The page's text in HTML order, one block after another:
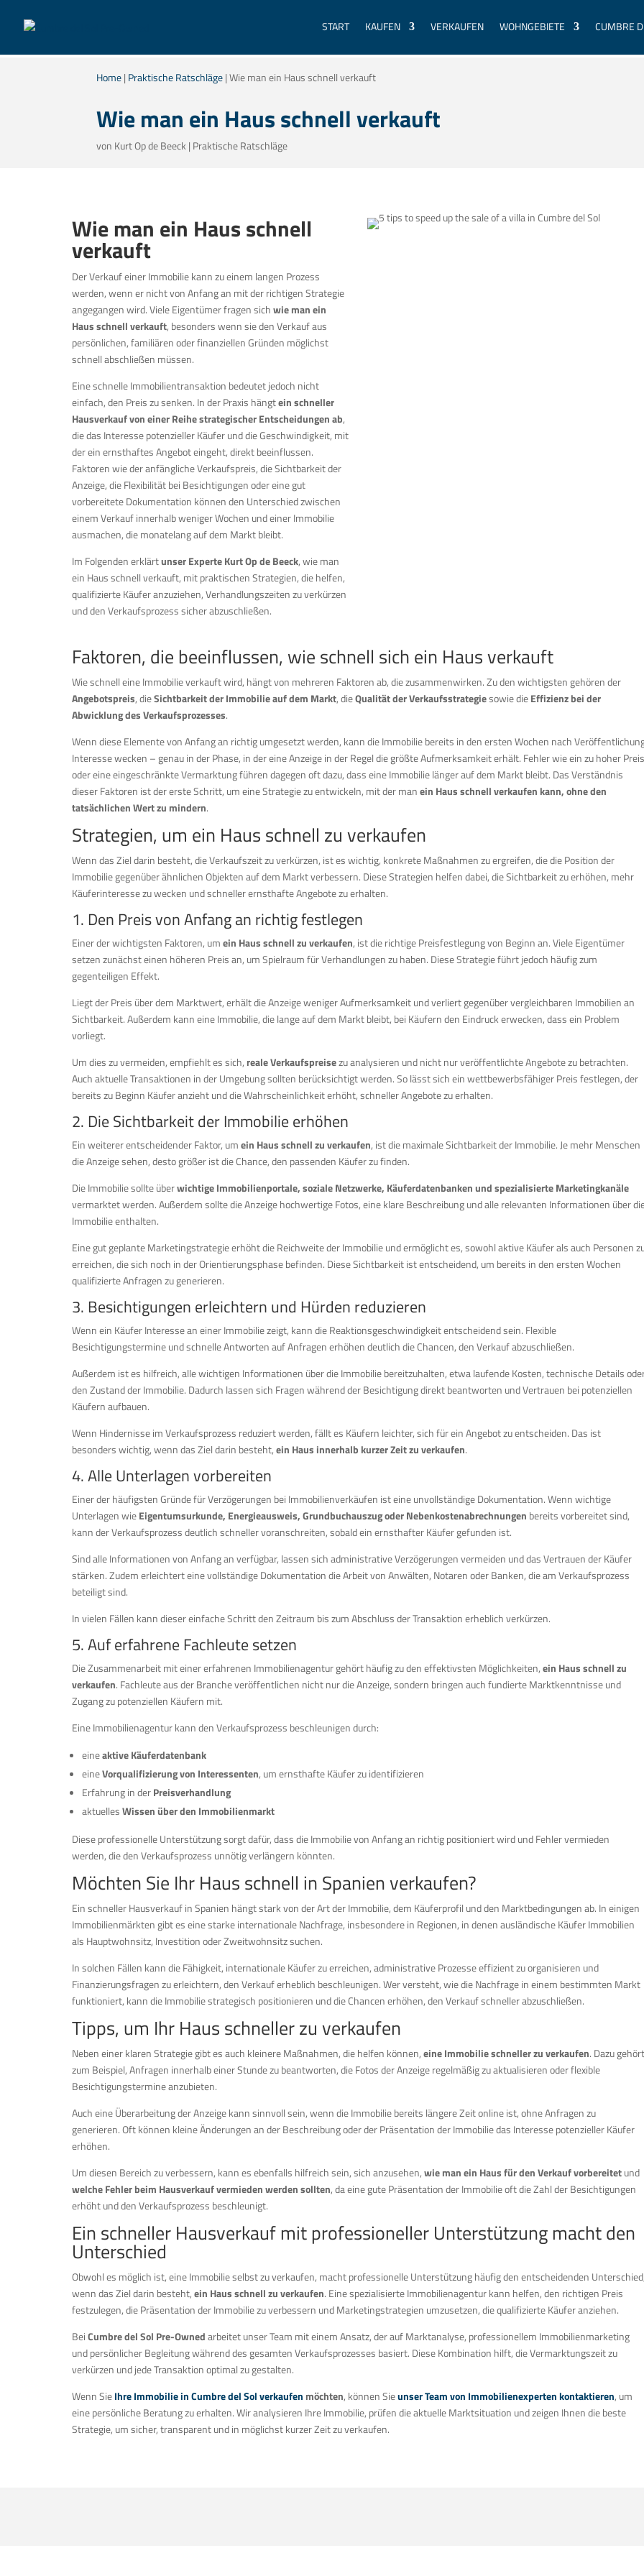
START KAUFEN VERKAUFEN WOHNGEBIETE CUMBRE
Home| Praktische Ratschläge|Wie man ein Haus schnell verkauft
Wie man ein Haus schnell verkauft
von Kurt Op de Beeck | Praktische Ratschläge
Wie man ein Haus schnell
verkauft
Der Verkauf einer Immobilie kann zu einem langen Prozess
werden, wenn er nicht von Anfang an mit der richtigen Strategie
angegangen wird. Viele Eigentümer fragen sichwie man ein
Haus schnell verkauft, besonders wenn sie den Verkauf aus
persönlichen, familiären oder finanziellen Gründen möglichst
schnell abschließen müssen.
Eine schnelle Immobilientransaktion bedeutet jedoch nicht
einfach, den Preis zu senken. In der Praxis hängtein schneller
Hausverkauf von einer Reihe strategischer Entscheidungen ab,
die das Interesse potenzieller Käufer und die Geschwindigkeit, mit
der ein ernsthaftes Angebot eingeht, direkt beeinflussen.
Faktoren wie der anfängliche Verkaufspreis, die Sichtbarkeit der
Anzeige, die Flexibilität bei Besichtigungen oder eine gut
vorbereitete Dokumentation können den Unterschied zwischen
einem Verkauf innerhalb weniger Wochen und einer Immobilie
ausmachen, die monatelang auf dem Markt bleibt.
Im Folgenden erklärtunser Experte Kurt Op de Beeck, wie man
ein Haus schnell verkauft, mit praktischen Strategien, die helfen,
qualifizierte Käufer anzuziehen, Verhandlungszeiten zu verkürzen
und den Verkaufsprozess sicher abzuschließen.
Faktoren, die beeinflussen, wie schnell sich ein Haus verkauft
Wie schnell eine Immobilie verkauft wird, hängt von mehreren Faktoren ab, die zusammenwirken. Zu den wichtigsten gehören der
Angebotspreis, dieSichtbarkeit der Immobilie auf dem Markt, dieQualität der Verkaufsstrategiesowie dieEffizienz bei der
Abwicklung des Verkaufsprozesses.
Wenn diese Elemente von Anfang an richtig umgesetzt werden, kann die Immobilie bereits in den ersten Wochen nach
Interesse wecken – genau in der Phase, in der eine Anzeige in der Regel die größte Aufmerksamkeit erhält. Fehler wie ein zu hoher Preis
oder eine eingeschränkte Vermarktung führen dagegen oft dazu, dass eine Immobilie länger auf dem Markt bleibt. Das Verständnis
dieser Faktoren ist der erste Schritt, um eine Strategie zu entwickeln, mit der manein Haus schnell verkaufen kann, ohne den
tatsächlichen Wert zu mindern.
Strategien, um ein Haus schnell zu verkaufen
Wenn das Ziel darin besteht, die Verkaufszeit zu verkürzen, ist es wichtig, konkrete Maßnahmen zu ergreifen, die die Position der
Immobilie gegenüber ähnlichen Objekten auf dem Markt verbessern. Diese Strategien helfen dabei, die Sichtbarkeit zu erhöhen, mehr
Käuferinteresse zu wecken und schneller ernsthafte Angebote zu erhalten.
1. Den Preis von Anfang an richtig festlegen
Einer der wichtigsten Faktoren, umein Haus schnell zu verkaufen, ist die richtige Preisfestlegung von Beginn an. Viele Eigentümer
setzen zunächst einen höheren Preis an, um Spielraum für Verhandlungen zu haben. Diese Strategie führt jedoch häufig zum
gegenteiligen Effekt.
Liegt der Preis über dem Marktwert, erhält die Anzeige weniger Aufmerksamkeit und verliert gegenüber vergleichbaren Immobilien an
Sichtbarkeit. Außerdem kann eine Immobilie, die lange auf dem Markt bleibt, bei Käufern den Eindruck erwecken, dass ein Problem
vorliegt.
Um dies zu vermeiden, empfiehlt es sich, reale Verkaufspreisezu analysieren und nicht nur veröffentlichte Angebote zu betrachten.
Auch aktuelle Transaktionen in der Umgebung sollten berücksichtigt werden. So lässt sich ein wettbewerbsfähiger Preis festlegen, der
bereits zu Beginn Käufer anzieht und die Wahrscheinlichkeit erhöht, schneller Angebote zu erhalten.
2. Die Sichtbarkeit der Immobilie erhöhen
Ein weiterer entscheidender Faktor, umein Haus schnell zu verkaufen, ist die maximale Sichtbarkeit der Immobilie. Je mehr Menschen
die Anzeige sehen, desto größer ist die Chance, den passenden Käufer zu finden.
Die Immobilie sollte überwichtige Immobilienportale, soziale Netzwerke, Käuferdatenbanken und spezialisierte Marketingkanäle
vermarktet werden. Außerdem sollte die Anzeige hochwertige Fotos, eine klare Beschreibung und alle relevanten Informationen über
Immobilie enthalten.
Eine gut geplante Marketingstrategie erhöht die Reichweite der Immobilie und ermöglicht es, sowohl aktive Käufer als auch Personen
erreichen, die sich noch in der Orientierungsphase befinden. Diese Sichtbarkeit ist entscheidend, um bereits in den ersten Wochen
qualifizierte Anfragen zu generieren.
3. Besichtigungen erleichtern und Hürden reduzieren
Wenn ein Käufer Interesse an einer Immobilie zeigt, kann die Reaktionsgeschwindigkeit entscheidend sein. Flexible
Besichtigungstermine und schnelle Antworten auf Anfragen erhöhen deutlich die Chancen, den Verkauf abzuschließen.
Außerdem ist es hilfreich, alle wichtigen Informationen über die Immobilie bereitzuhalten, etwa laufende Kosten, technische Details
den Zustand der Immobilie. Dadurch lassen sich Fragen während der Besichtigung direkt beantworten und Vertrauen bei potenziellen
Käufern aufbauen.
Wenn Hindernisse im Verkaufsprozess reduziert werden, fällt es Käufern leichter, sich für ein Angebot zu entscheiden. Das ist
besonders wichtig, wenn das Ziel darin besteht,ein Haus innerhalb kurzer Zeit zu verkaufen.
4. Alle Unterlagen vorbereiten
Einer der häufigsten Gründe für Verzögerungen bei Immobilienverkäufen ist eine unvollständige Dokumentation. Wenn wichtige
Unterlagen wieEigentumsurkunde, Energieausweis, Grundbuchauszug oder Nebenkostenabrechnungen bereits vorbereitet sind,
kann der Verkaufsprozess deutlich schneller voranschreiten, sobald ein ernsthafter Käufer gefunden ist.
Sind alle Informationen von Anfang an verfügbar, lassen sich administrative Verzögerungen vermeiden und das Vertrauen der Käufer
stärken. Zudem erleichtert eine vollständige Dokumentation die Arbeit von Anwälten, Notaren oder Banken, die am Verkaufsprozess
beteiligt sind.
In vielen Fällen kann dieser einfache Schritt den Zeitraum bis zum Abschluss der Transaktion erheblich verkürzen.
5. Auf erfahrene Fachleute setzen
Die Zusammenarbeit mit einer erfahrenen Immobilienagentur gehört häufig zu den effektivsten Möglichkeiten,ein Haus schnell zu
verkaufen. Fachleute aus der Branche veröffentlichen nicht nur die Anzeige, sondern bringen auch fundierte Marktkenntnisse und
Zugang zu potenziellen Käufern mit.
Eine Immobilienagentur kann den Verkaufsprozess beschleunigen durch:
eineaktive Käuferdatenbank
eineVorqualifizierung von Interessenten, um ernsthafte Käufer zu identifizieren
Erfahrung in derPreisverhandlung
aktuellesWissen über den Immobilienmarkt
Diese professionelle Unterstützung sorgt dafür, dass die Immobilie von Anfang an richtig positioniert wird und Fehler vermieden
werden, die den Verkaufsprozess unnötig verlängern könnten.
Möchten Sie Ihr Haus schnell in Spanien verkaufen?
Ein schneller Hausverkauf in Spanien hängt stark von der Art der Immobilie, dem Käuferprofil und den Marktbedingungen ab. In einigen
Immobilienmärkten gibt es eine starke internationale Nachfrage, insbesondere in Regionen, in denen ausländische Käufer Immobilien
als Hauptwohnsitz, Investition oder Zweitwohnsitz suchen.
In solchen Fällen kann die Fähigkeit, internationale Käufer zu erreichen, administrative Prozesse effizient zu organisieren und
Finanzierungsfragen zu erleichtern, den Verkauf erheblich beschleunigen. Wer versteht, wie die Nachfrage in einem bestimmten Markt
funktioniert, kann die Immobilie strategisch positionieren und die Chancen erhöhen, den Verkauf schneller abzuschließen.
Tipps, um Ihr Haus schneller zu verkaufen
Neben einer klaren Strategie gibt es auch kleinere Maßnahmen, die helfen können,eine Immobilie schneller zu verkaufen. Dazu gehört
zum Beispiel, Anfragen innerhalb einer Stunde zu beantworten, die Fotos der Anzeige regelmäßig zu aktualisieren oder flexible
Besichtigungstermine anzubieten.
Auch eine Überarbeitung der Anzeige kann sinnvoll sein, wenn die Immobilie bereits längere Zeit online ist, ohne Anfragen zu
generieren. Oft können kleine Änderungen an der Beschreibung oder der Präsentation der Immobilie das Interesse potenzieller Käufer
erhöhen.
Um diesen Bereich zu verbessern, kann es ebenfalls hilfreich sein, sich anzusehen,wie man ein Haus für den Verkauf vorbereitet und
welche Fehler beim Hausverkauf vermieden werden sollten, da eine gute Präsentation der Immobilie oft die Zahl der Besichtigungen
erhöht und den Verkaufsprozess beschleunigt.
Ein schneller Hausverkauf mit professioneller Unterstützung macht den
Unterschied
Obwohl es möglich ist, eine Immobilie selbst zu verkaufen, macht professionelle Unterstützung häufig den entscheidenden
wenn das Ziel darin besteht,ein Haus schnell zu verkaufen. Eine spezialisierte Immobilienagentur kann helfen, den richtigen Preis
festzulegen, die Präsentation der Immobilie zu verbessern und Marketingstrategien umzusetzen, die qualifizierte Käufer anziehen.
BeiCumbre del Sol Pre-Ownedarbeitet unser Team mit einem Ansatz, der auf Marktanalyse, professionellem Immobilienmarketing
und persönlicher Begleitung während des gesamten Verkaufsprozesses basiert. Diese Kombination hilft, die Vermarktungszeit zu
verkürzen und jede Transaktion optimal zu gestalten.
Wenn SieIhre Immobilie in Cumbre del Sol verkaufen möchten, können Sieunser Team von Immobilienexperten kontaktieren, um
eine persönliche Beratung zu erhalten. Wir analysieren Ihre Immobilie, prüfen die aktuelle Marktsituation und zeigen Ihnen die beste
Strategie, um sicher, transparent und in möglichst kurzer Zeit zu verkaufen.